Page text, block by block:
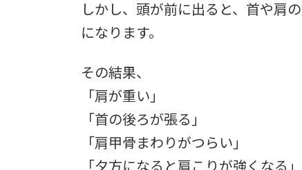
しかし、頭が前に出ると、首や肩
になります。
その結果、
「肩が重い」
「首の後ろが張る」
「肩甲骨まわりがつらい」
「夕方になると肩こりが強くなる」